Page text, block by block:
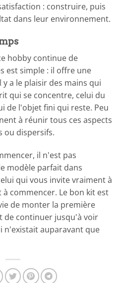
: construire, puis
dans leur environnement.
hobby continue de
est simple : il offre une
a le plaisir des mains qui
qui se concentre, celui du
de l'objet fini qui reste. Peu
à réunir tous ces aspects
ou dispersifs.
il n'est pas
modèle parfait dans
qui vous invite vraiment à
commencer. Le bon kit est
de monter la première
de continuer jusqu'à voir
n'existait auparavant que